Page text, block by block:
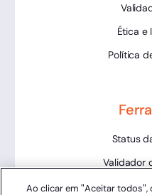
Ética e
Política
Status
Validador
Ao clicar em "Aceitar todos",